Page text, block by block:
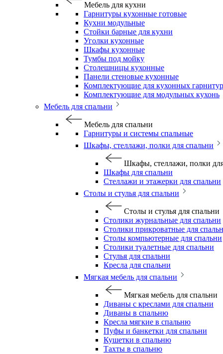
Мебель для кухни
Гарнитуры кухонные готовые
Кухни модульные
Стойки барные для кухни
Уголки кухонные
Шкафы кухонные
Тумбы под мойку
Столешницы кухонные
Панели стеновые кухонные
Комплектующие для кухонных
Комплектующие для модульных кухонь
Мебель для спальни
Мебель для спальни
Гарнитуры и системы спальные
Шкафы, стеллажи, полки для спальни
Шкафы, стеллажи, полки
Шкафы для спальни
Стеллажи и этажерки для спальни
Столы и стулья для спальни
Столы и стулья для спальни
Столики журнальные для спальни
Столики прикроватные для
Столы компьютерные для спальни
Столики туалетные для спальни
Стулья для спальни
Кресла для спальни
Мягкая мебель для спальни
Мягкая мебель для спальни
Диваны с креслами для спальни
Диваны в спальню
Кресла мягкие в спальню
Пуфы и банкетки для спальни
Кушетки в спальню
Тахты в спальню